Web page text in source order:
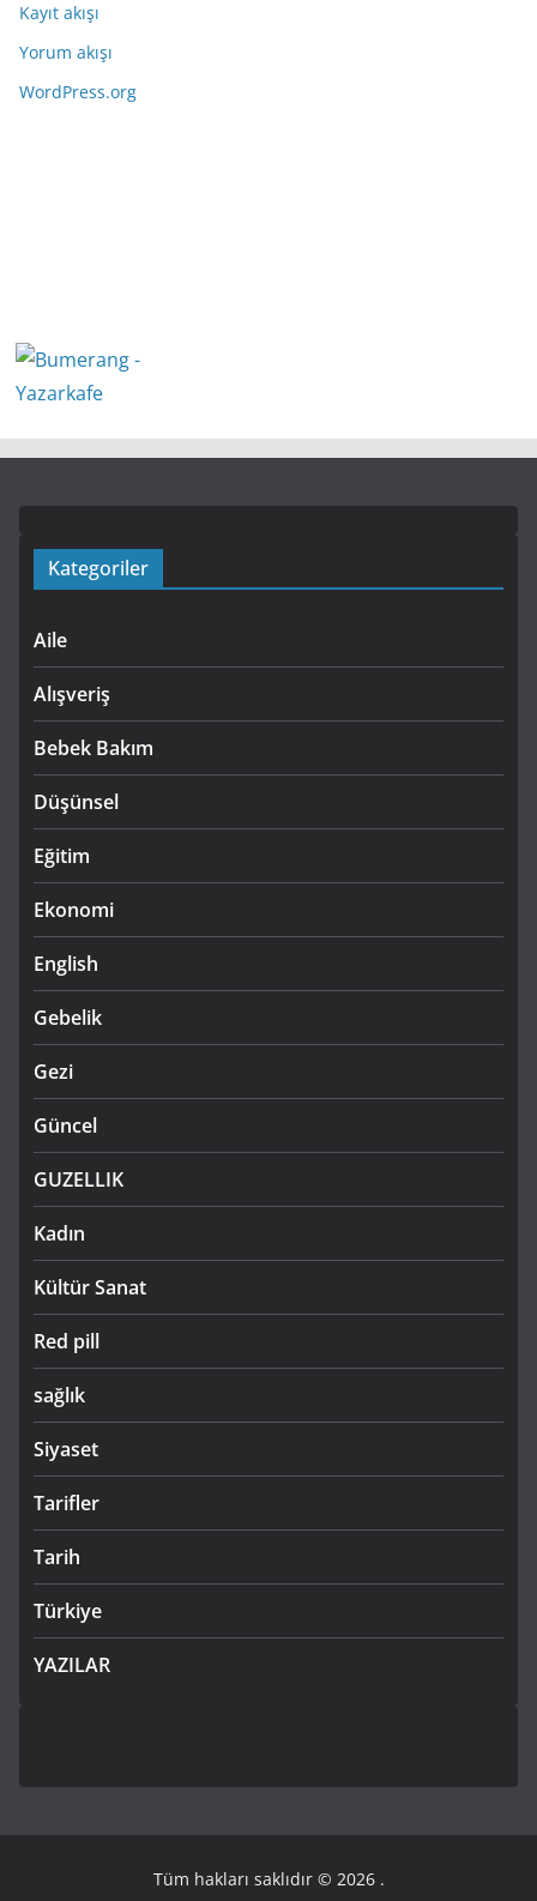
Kayıt akışı
Yorum akışı
WordPress.org
Kategoriler
Aile
Alışveriş
Bebek Bakım
Düşünsel
Eğitim
Ekonomi
English
Gebelik
Gezi
Güncel
GUZELLIK
Kadın
Kültür Sanat
Red pill
sağlık
Siyaset
Tarifler
Tarih
Türkiye
YAZILAR
Tüm hakları saklıdır © 2026 .